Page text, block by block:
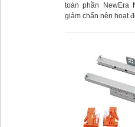
toàn phần NewEra
giảm chấn nên hoạt